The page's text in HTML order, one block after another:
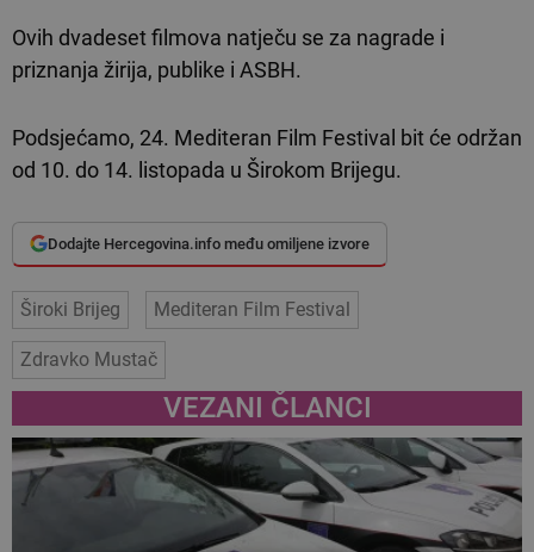
Ovih dvadeset filmova natječu se za nagrade i
priznanja žirija, publike i ASBH.
Podsjećamo, 24. Mediteran Film Festival bit će održan
od 10. do 14. listopada u Širokom Brijegu.
Dodajte Hercegovina.info među omiljene izvore
Široki Brijeg Mediteran Film Festival
Zdravko Mustač
VEZANI ČLANCI